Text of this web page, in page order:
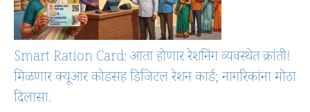
Smart Ration Card: आता होणार रेशनिंग व्यवस्थेत क्रांती!
मिळणार क्यूआर कोडसह डिजिटल रेशन कार्ड; नागरिकांना मोठा
दिलासा.